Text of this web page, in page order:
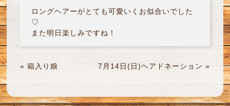
ロングヘアーがとても可愛いくお似合いでした
♡
また明日楽しみですね！
« 箱入り娘 7月14日(日)ヘアドネーション »